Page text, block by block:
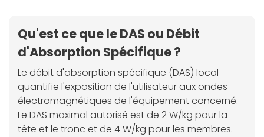
Qu'est ce que le DAS ou Débit
d'Absorption Spécifique ?
Le débit d'absorption spécifique (DAS) local
quantifie l'exposition de l'utilisateur aux ondes
électromagnétiques de l'équipement concerné.
Le DAS maximal autorisé est de 2 W/kg pour la
tête et le tronc et de 4 W/kg pour les membres.